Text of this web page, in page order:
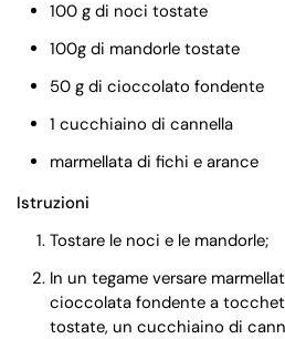
100 g di noci tostate
100g di mandorle tostate
50 g di cioccolato fondente
1 cucchiaino di cannella
marmellata di fichi e arance
Istruzioni
Tostare le noci e le mandorle;
In un tegame versare
cioccolata fondente a
tostate, un cucchiaino di